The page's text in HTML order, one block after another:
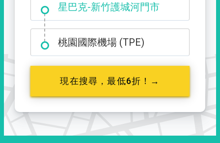
大霸尖山登山口
桃園國際機場 (TPE)
現在搜尋，最低6折！→